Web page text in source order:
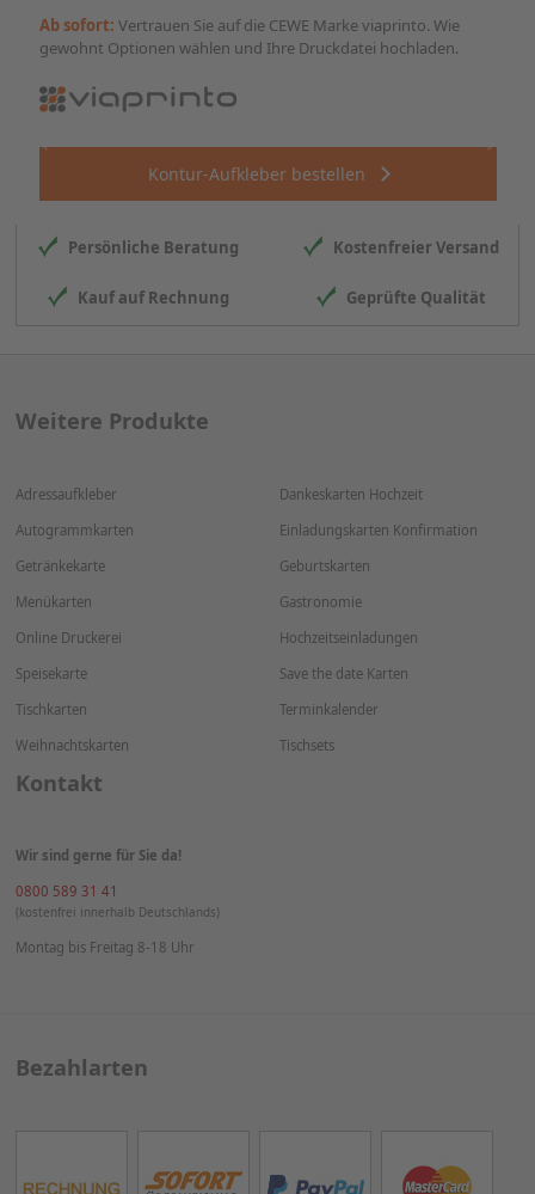
Ab sofort: Vertrauen Sie auf die CEWE Marke viaprinto. Wie
gewohnt Optionen wählen und Ihre Druckdatei hochladen.
Kontur-Aufkleber bestellen
Persönliche Beratung Kostenfreier Versand
Kauf auf Rechnung Geprüfte Qualität
Weitere Produkte
Adressaufkleber
Autogrammkarten
Getränkekarte
Menükarten
Online Druckerei
Speisekarte
Tischkarten
Weihnachtskarten
Dankeskarten Hochzeit
Einladungskarten Konfirmation
Geburtskarten
Gastronomie
Hochzeitseinladungen
Save the date Karten
Terminkalender
Tischsets
Kontakt
Wir sind gerne für Sie da!
0800 589 31 41
(kostenfrei innerhalb Deutschlands)
Montag bis Freitag 8-18 Uhr
Bezahlarten